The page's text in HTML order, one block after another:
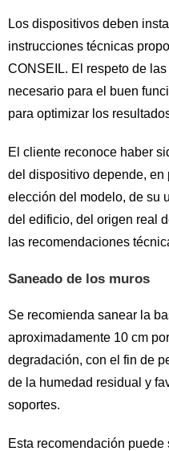
Los dispositivos deben
instrucciones técnicas
CONSEIL. El respeto de
necesario para el buen
para optimizar los
El cliente reconoce haber
del dispositivo depende, en
elección del modelo, de su
del edificio, del origen real
las recomendaciones
Saneado de los muros
Se recomienda sanear la
aproximadamente 10 cm
degradación, con el fin de
de la humedad residual y
soportes.
Esta recomendación